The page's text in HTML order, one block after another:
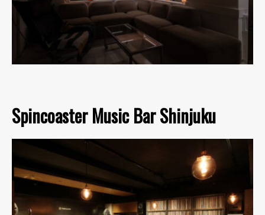
Spincoaster Music Bar Shinjuku